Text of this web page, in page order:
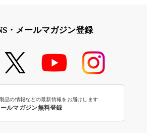
・メールマガジン登録
品の情報などの最新情報をお届けします
ールマガジン無料登録